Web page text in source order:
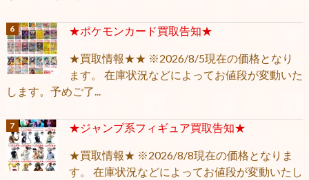
★ポケモンカード買取告知★
★買取情報★★ ※2026/8/5現在の価格となり
ます。 在庫状況などによってお値段が変動いた
します。予めご了...
★ジャンプ系フィギュア買取告知★
★買取情報★ ※2026/8/8現在の価格となりま
す。 在庫状況などによってお値段が変動いたし